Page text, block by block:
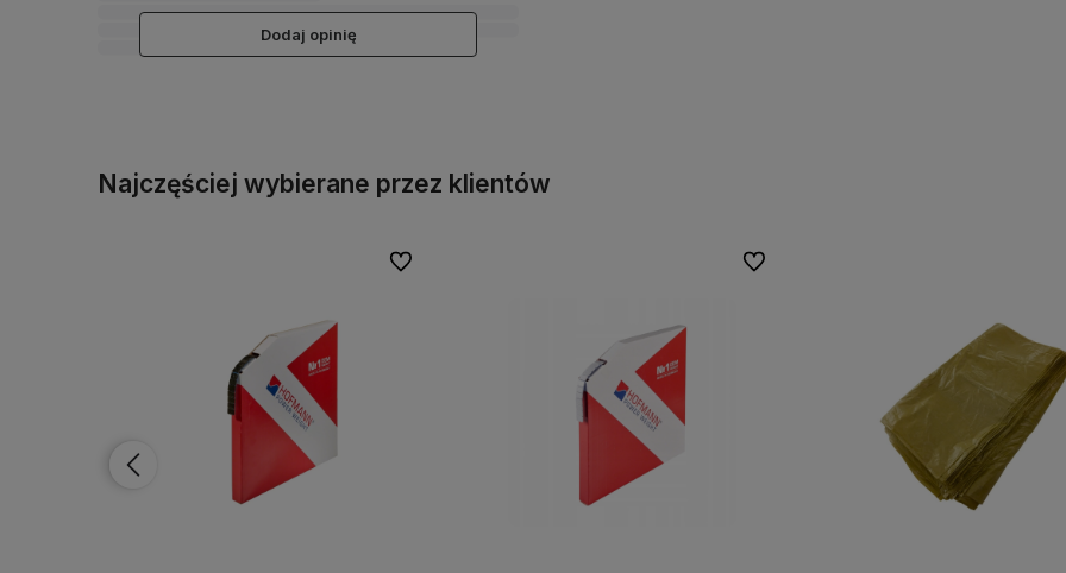
Dodaj opinię
Najczęściej wybierane przez klientów
Do ulubionych Do ulubionych